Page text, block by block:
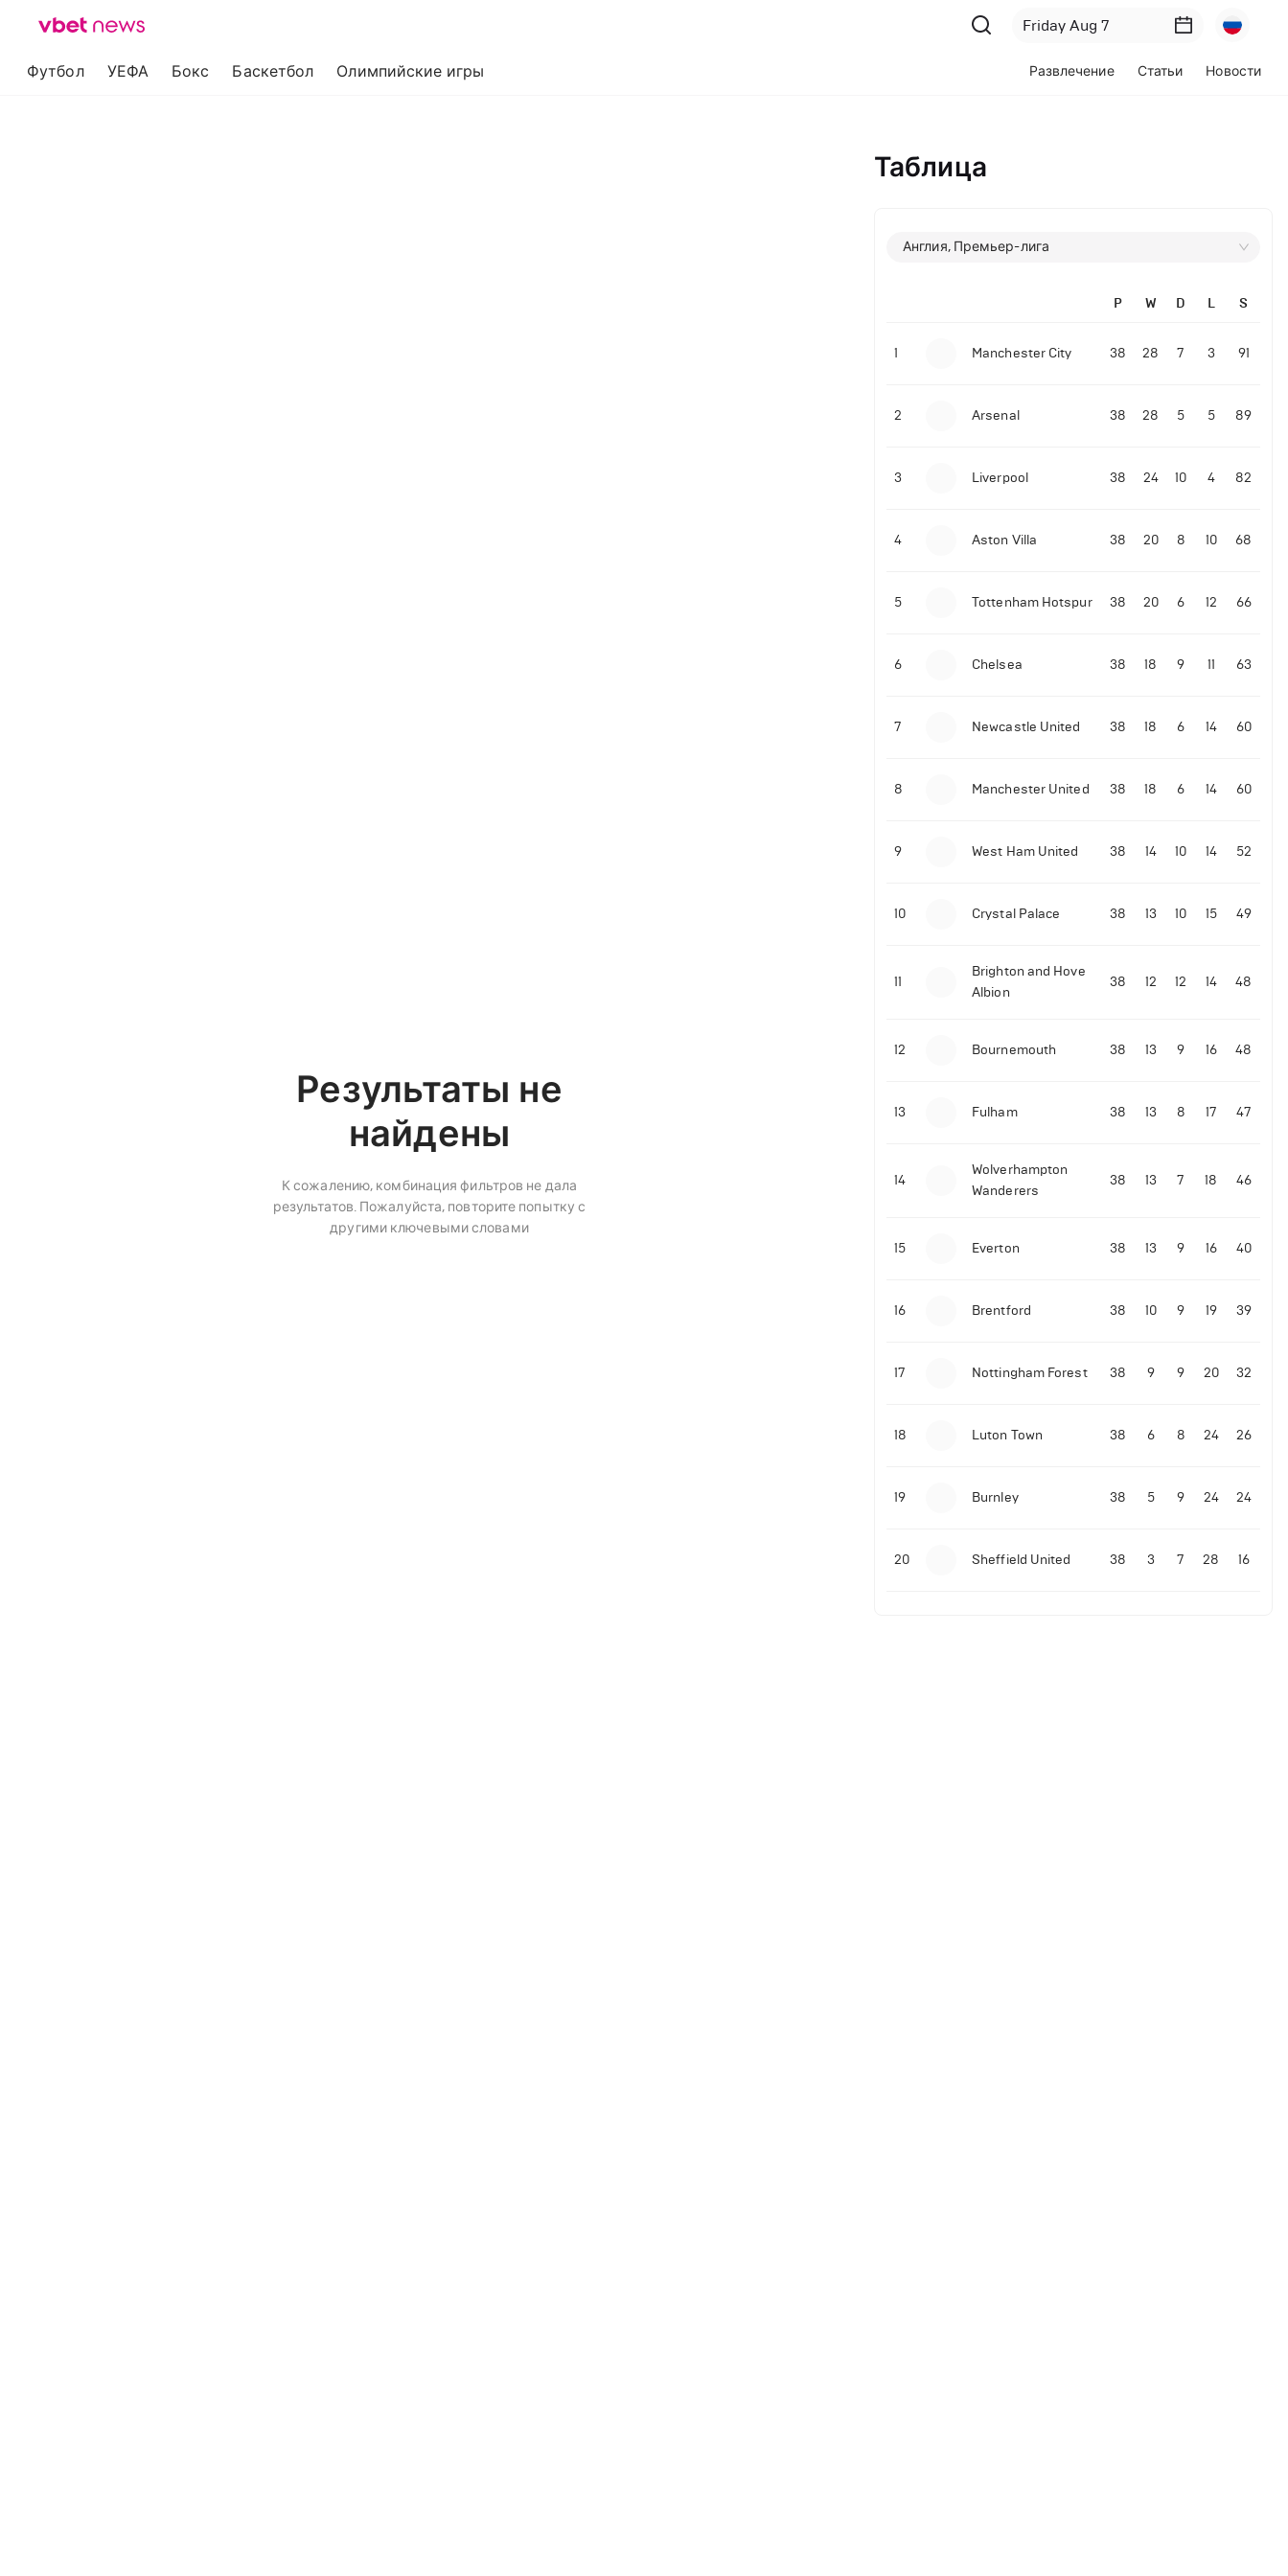
Футбол УЕФА Бокс Баскетбол Олимпийские игры Развлечение Статьи Новости
Результаты не
найдены
К сожалению, комбинация фильтров не дала
результатов. Пожалуйста, повторите попытку с
другими ключевыми словами
Таблица
Англия, Премьер-лига
P W D L S
1 Manchester City 38 28 7 3 91
2 Arsenal 38 28 5 5 89
3 Liverpool 38 24 10 4 82
4 Aston Villa 38 20 8 10 68
5 Tottenham Hotspur 38 20 6 12 66
6 Chelsea 38 18 9 11 63
7 Newcastle United 38 18 6 14 60
8 Manchester United 38 18 6 14 60
9 West Ham United 38 14 10 14 52
10 Crystal Palace 38 13 10 15 49
11
Brighton and Hove
Albion
38 12 12 14 48
12 Bournemouth 38 13 9 16 48
13 Fulham 38 13 8 17 47
14
Wolverhampton
Wanderers
38 13 7 18 46
15 Everton 38 13 9 16 40
16 Brentford 38 10 9 19 39
17 Nottingham Forest 38 9 9 20 32
18 Luton Town 38 6 8 24 26
19 Burnley 38 5 9 24 24
20 Sheffield United 38 3 7 28 16